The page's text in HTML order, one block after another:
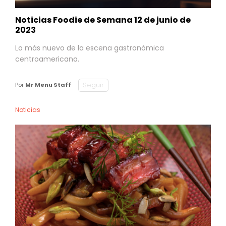
Noticias Foodie de Semana 12 de junio de
2023
Lo más nuevo de la escena gastronómica
centroamericana.
Por Mr Menu Staff Seguir
Noticias